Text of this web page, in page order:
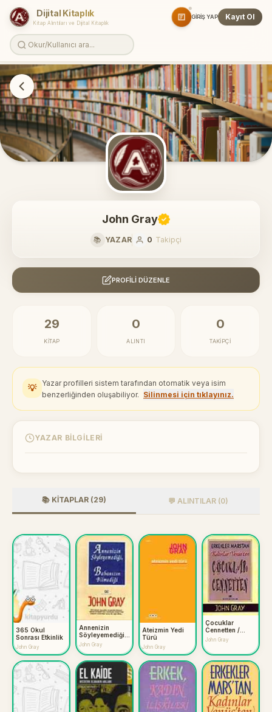
Dijital Kitaplık
Kitap Alıntıları ve Dijital Kitaplık
GIRIŞ YAP Kayıt Ol
John Gray
📚 YAZAR 0 Takipçi
PROFILI DÜZENLE
29
KITAP
0
ALINTI
0
TAKIPÇI
💡
Yazar profilleri sistem tarafından otomatik veya isim
benzerliğinden oluşabiliyor. Silinmesi için tıklayınız.
YAZAR BILGILERI
📚 KITAPLAR (29) 💬 ALINTILAR (0)
365 Okul
Sonrası Etkinlik
John Gray
Annenizin
Söyleyemediği
Babanızın
Bilmediği
John Gray
Ateizmin Yedi
Türü
John Gray
Çocuklar
Cennetten /
Erkekler
Mars'tan
Kadınlar
Venüs'ten
John Gray